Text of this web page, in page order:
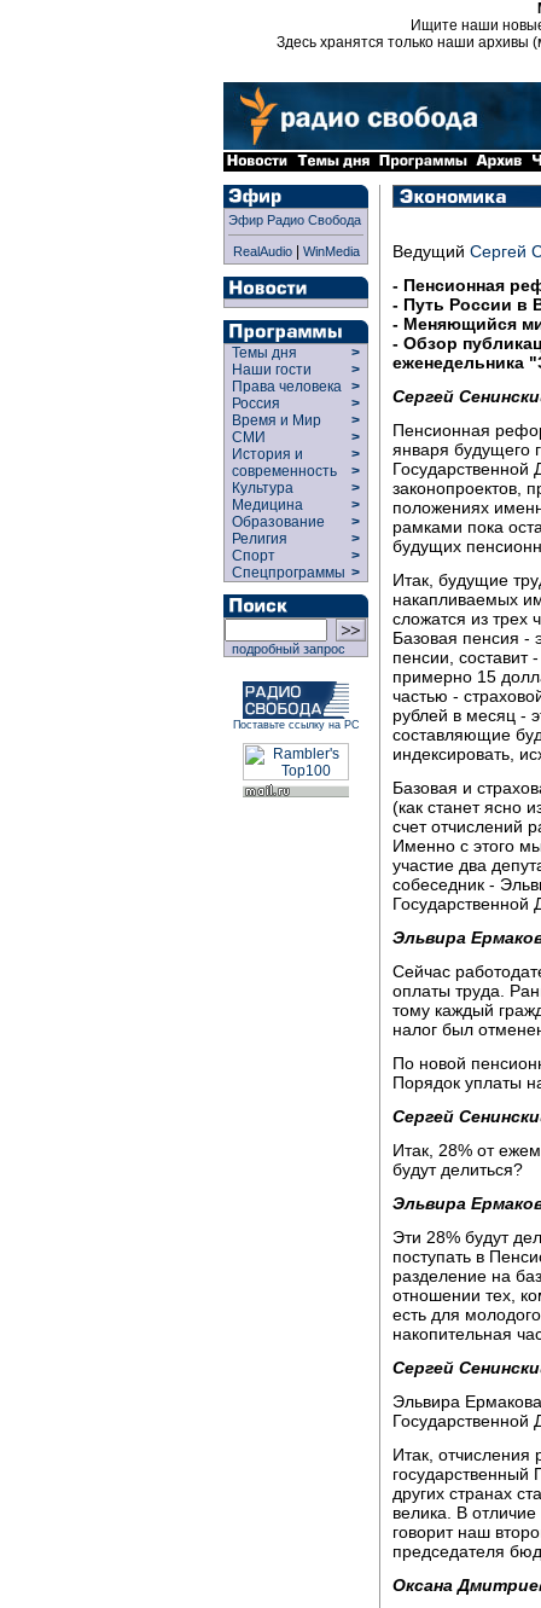
Ищите наши
Здесь хранятся только наши архивы
Эфир Радио Свобода
RealAudio| WinMedia
Темы дня
>
Наши гости
>
Права человека >
Россия
>
Время и Мир
>
СМИ
>
История и
современность
>
>
Культура
>
Медицина
>
Образование
>
Религия
>
Спорт
>
Спецпрограммы >
подробный запрос
Поставьте ссылку на РС
Ведущий Сергей
- Пенсионная
- Путь России в
- Меняющийся
- Обзор
еженедельника
Сергей
Пенсионная
января будущего
Государственной
законопроектов,
положениях
рамками пока
будущих
Итак, будущие
накапливаемых
сложатся из трех
Базовая пенсия -
пенсии,
примерно 15
частью -
рублей в месяц -
составляющие
индексировать,
Базовая и
(как станет ясно
счет отчислений
Именно с этого
участие два
собеседник -
Государственной
Эльвира
Сейчас
оплаты труда.
тому каждый
налог был
По новой
Порядок уплаты
Сергей
Итак, 28% от
будут делиться?
Эльвира
Эти 28% будут
поступать в
разделение на
отношении тех,
есть для
накопительная
Сергей
Эльвира
Государственной
Итак, отчисления
других странах
велика. В
говорит наш
председателя
Оксана